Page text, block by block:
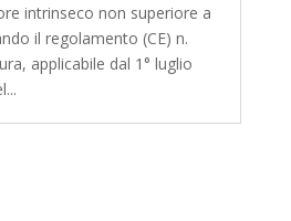
intrinseco non superiore a
il regolamento (CE) n.
applicabile dal 1° luglio